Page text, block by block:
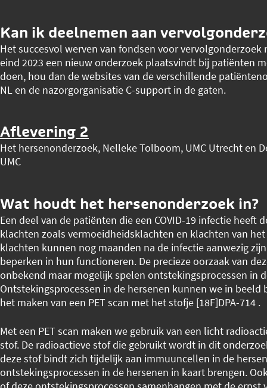
Kan ik deelnemen aan
Het succesvol werven van fondsen voor
eind 2023 een nieuw onderzoek plaatsvindt bij patiënten
doen, hou dan de websites van de verschillende
NL en de nazorgorganisatie C-support in de gaten.
Aflevering 2
Het hersenonderzoek, Nelleke Tolboom, UMC Utrecht en
UMC
Wat houdt het hersenonderzoek in?
Een deel van de patiënten die een COVID-19 infectie heeft
klachten zoals vermoeidheidsklachten en klachten van
klachten kunnen nog maanden na de infectie aanwezig
beperken in hun functioneren. De precieze oorzaak van
onbekend maar mogelijk spelen ontstekingsprocessen in
Ontstekingsprocessen in de hersenen kunnen we in beeld
het maken van een PET scan met het stofje [18F]DPA-714 .
Met een PET scan maken we gebruik van een licht
stof. De radioactieve stof die gebruikt wordt in dit
deze stof bindt zich tijdelijk aan immuuncellen in de
ontstekingsprocessen in de hersenen in kaart brengen.